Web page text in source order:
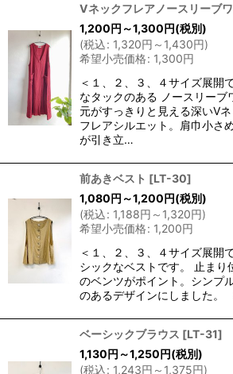
Vネックフレアノースリーブ
1,200円 ～1,300円(税別)
(税込: 1,320円 ～1,430円)
希望小売価格: 1,300円
＜１、２、３、４サイズ展開
なタックのある ノースリーブ
元がすっきりと見える深いV
フレアシルエット。肩巾小さ
が引き立…
前あきベスト [LT-30]
1,080円 ～1,200円(税別)
(税込: 1,188円 ～1,320円)
希望小売価格: 1,200円
＜１、２、３、４サイズ展開
シックなベストです。 止まり
のベンツがポイント。シンプ
のあるデザインにしました
ベーシックブラウス [LT-31]
1,130円 ～1,250円(税別)
(税込: 1,243円 ～1,375円)